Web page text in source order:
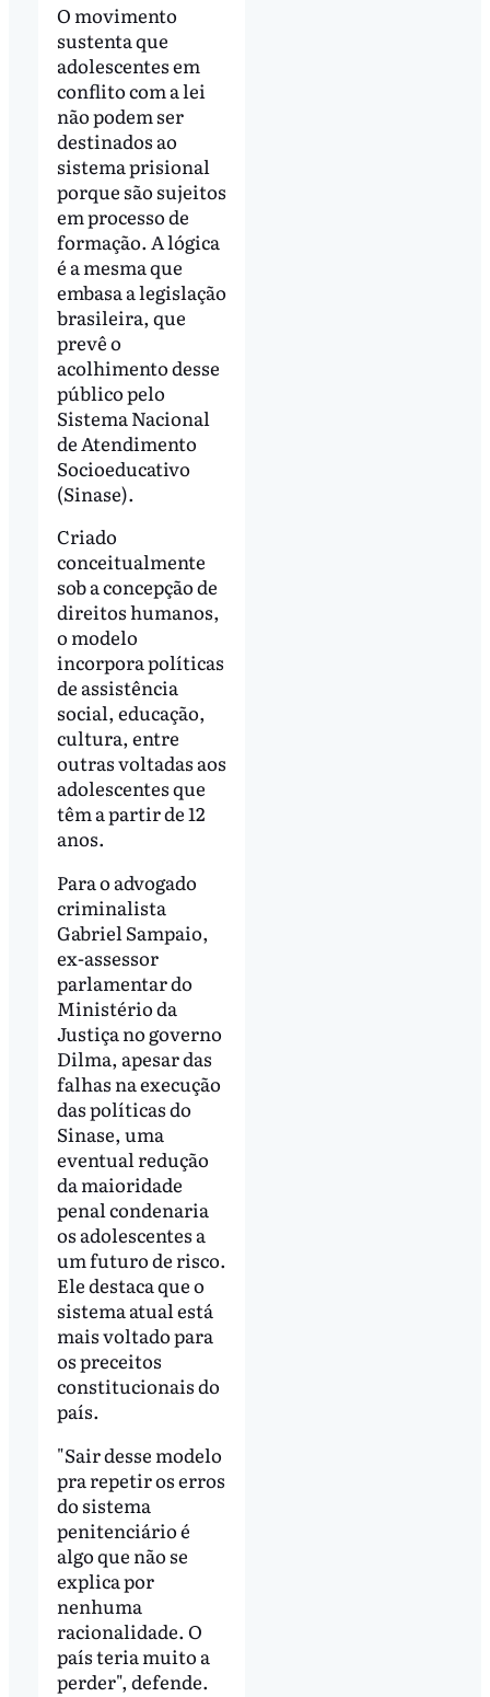
O movimento
sustenta que
adolescentes em
conflito com a lei
não podem ser
destinados ao
sistema prisional
porque são sujeitos
em processo de
formação. A lógica
é a mesma que
embasa a legislação
brasileira, que
prevê o
acolhimento desse
público pelo
Sistema Nacional
de Atendimento
Socioeducativo
(Sinase).
Criado
conceitualmente
sob a concepção de
direitos humanos,
o modelo
incorpora políticas
de assistência
social, educação,
cultura, entre
outras voltadas aos
adolescentes que
têm a partir de 12
anos.
Para o advogado
criminalista
Gabriel Sampaio,
ex-assessor
parlamentar do
Ministério da
Justiça no governo
Dilma, apesar das
falhas na execução
das políticas do
Sinase, uma
eventual redução
da maioridade
penal condenaria
os adolescentes a
um futuro de risco.
Ele destaca que o
sistema atual está
mais voltado para
os preceitos
constitucionais do
país.
"Sair desse modelo
pra repetir os erros
do sistema
penitenciário é
algo que não se
explica por
nenhuma
racionalidade. O
país teria muito a
perder", defende.